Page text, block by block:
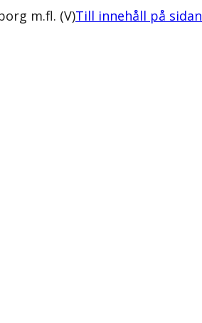
m.fl. (V)Till innehåll på sidan